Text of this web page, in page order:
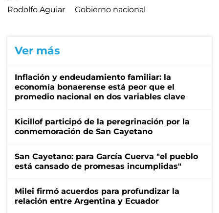
Rodolfo Aguiar
Gobierno nacional
Ver más
Inflación y endeudamiento familiar: la
economía bonaerense está peor que el
promedio nacional en dos variables clave
Kicillof participó de la peregrinación por la
conmemoración de San Cayetano
San Cayetano: para García Cuerva "el pueblo
está cansado de promesas incumplidas"
Milei firmó acuerdos para profundizar la
relación entre Argentina y Ecuador